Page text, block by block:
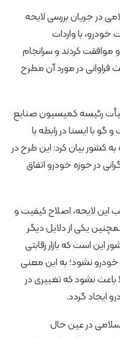
در جریان بررسی لایحه
با واردات
موافقت کردند و سرانجام
در مورد آن مطرح
رئیسه کمیسیون صنایع
با ایسنا در رابطه با
کشور بیان کرد: این طرح در
در حوزه خودرو اتفاق
این لایحه، اصلاح کیفیت و
یکی از دلایل دیگر
این است که بازار رقابتی
خودرو نشود؛ به این معنی
باعث نشود که تغییری در
ایجاد گردد.
در عین حال